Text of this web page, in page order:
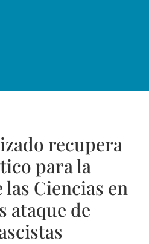
recupera
para la
las Ciencias en
ataque de